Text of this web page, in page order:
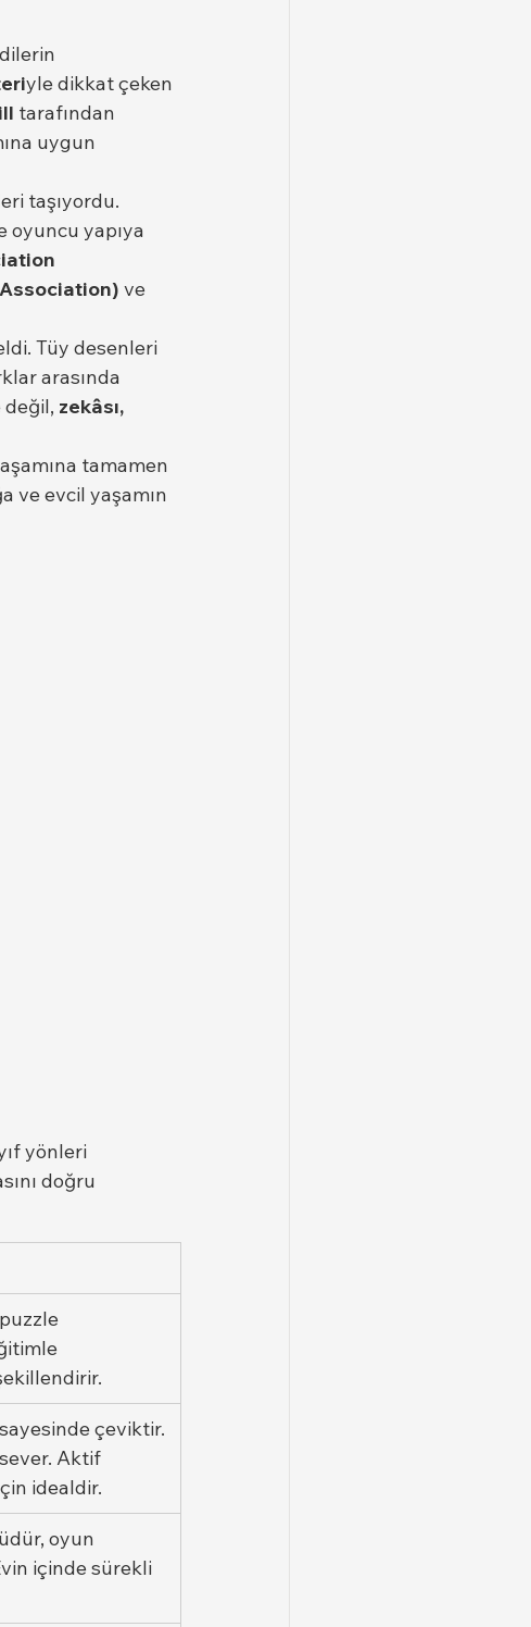
yle dikkat çeken
tarafından
uygun
taşıyordu.
oyuncu yapıya
Association) ve
Tüy desenleri
arasında
değil, zekâsı,
tamamen
ve evcil yaşamın
yönleri
doğru
çeviktir.
sever. Aktif
idealdir.
oyun
içinde sürekli